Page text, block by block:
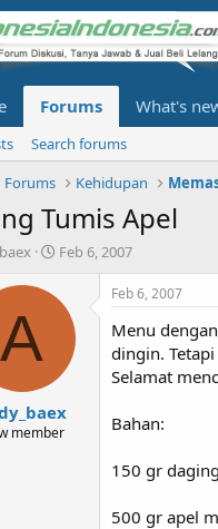
Forums What's
Search forums
Forums Kehidupan
Tumis Apel
S
r
a
e
Feb 6, 2007
A
member
Feb 6, 2007
Menu
dingin.
Selamat
Bahan:
150 gr
500 gr apel